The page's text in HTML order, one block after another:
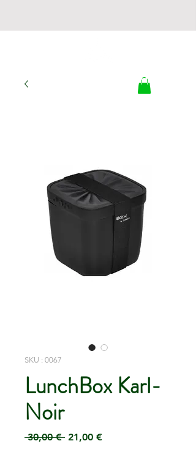
LA BOUTIQUE DU
SKU : 0067
LunchBox Karl-
Noir
30,00 € Prix
21,00 €Prix